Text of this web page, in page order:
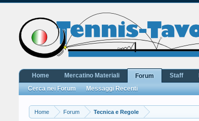
Home Forum Tecnica e Regole
Home Mercatino Materiali
Forum
Cerca nei Forum
Messaggi Recenti
Staff